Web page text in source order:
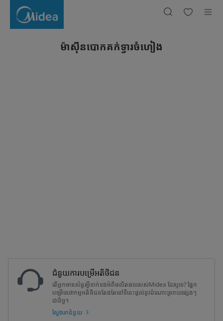
ម៉ាស៊ីនបោកគក់ទ្វារចំហៀង
ជំនួយការបម្រើអតិថិជន
តើអ្នកមានសំនួរអ្វីទាក់ទងអំពីផលិតផលរបស់Midea ដែរឬទេ? ផ្នែក
បម្រើសេវាកម្មអតិថិជនតែងតែនៅទីនេះផ្តល់នូវដំណោះស្រាយផ្សេងៗ
ជានិច្ច។
ស្វែងរកជំនួយ